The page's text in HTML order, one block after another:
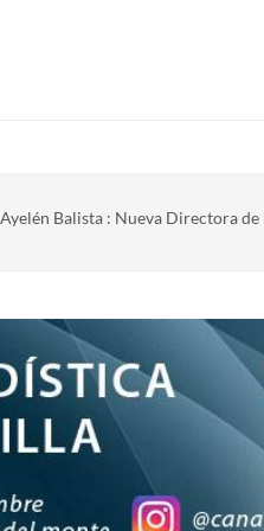
Ayelén Balista : Nueva Directora